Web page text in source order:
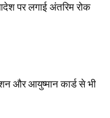
पर लगाई अंतरिम रोक
और आयुष्मान कार्ड से भी